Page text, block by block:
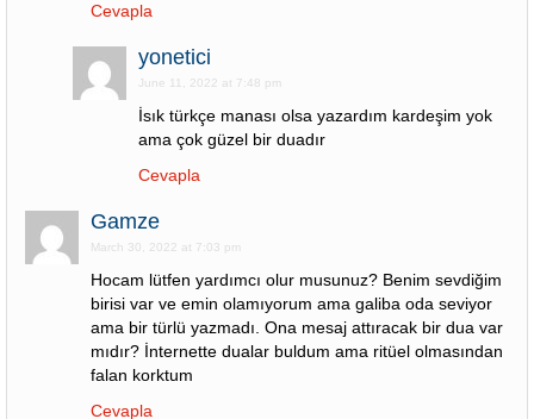
Cevapla
yonetici
June 11, 2022 at 7:48 pm
İsık türkçe manası olsa yazardım kardeşim yok
ama çok güzel bir duadır
Cevapla
Gamze
March 30, 2022 at 7:03 pm
Hocam lütfen yardımcı olur musunuz? Benim sevdiğim
birisi var ve emin olamıyorum ama galiba oda seviyor
ama bir türlü yazmadı. Ona mesaj attıracak bir dua var
mıdır? İnternette dualar buldum ama ritüel olmasından
falan korktum
Cevapla